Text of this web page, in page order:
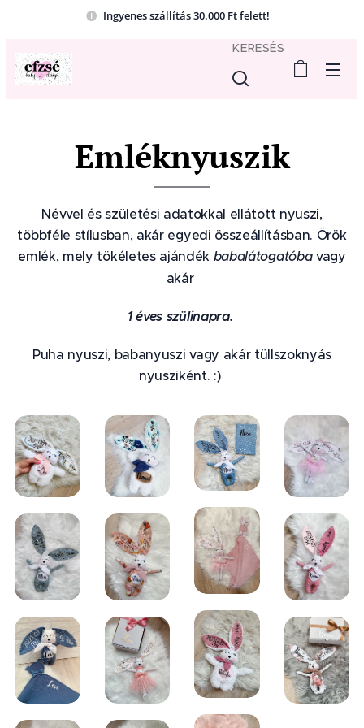
Ingyenes szállítás 30.000 Ft felett!
KERESÉS
Emléknyuszik
Névvel és születési adatokkal ellátott nyuszi,
többféle stílusban, akár egyedi összeállításban. Örök
emlék, mely tökéletes ajándék babalátogatóbavagy
akár
1 éves szülinapra.
Puha nyuszi, babanyuszi vagy akár tüllszoknyás
nyusziként. :)